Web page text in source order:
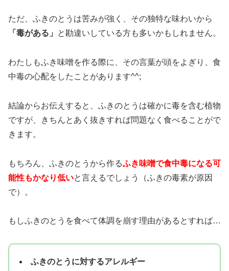
ただ、ふきのとうは苦みが強く、その独特な味わいから
「毒がある」
と勘違いしている方も多いかもしれません。
わたしもふき味噌を作る際に、その言葉が頭をよぎり、食
中毒の心配をしたことがあります^^;
結論からお伝えすると、ふきのとうは確かに毒を含む植物
ですが、きちんとあく抜きすれば問題なく食べることがで
きます。
もちろん、ふきのとうから作るふき味噌で食中毒になる可
能性もかなり低いと言えるでしょう（ふきの毒素が原因
で）。
もしふきのとうを食べて体調を崩す理由があるとすれば…
ふきのとうに対するアレルギー